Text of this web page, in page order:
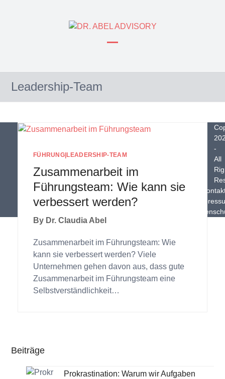
mobile
mobile
Leadership-Team
FÜHRUNG|LEADERSHIP-TEAM
Zusammenarbeit im
Führungsteam: Wie kann sie
verbessert werden?
By Dr. Claudia Abel
Zusammenarbeit im Führungsteam: Wie
kann sie verbessert werden? Viele
Unternehmen gehen davon aus, dass gute
Zusammenarbeit im Führungsteam eine
Selbstverständlichkeit…
Beiträge
Prokrastination: Warum wir Aufgaben
-
All